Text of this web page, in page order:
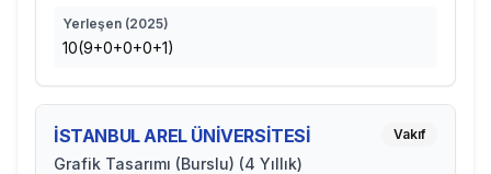
Yerleşen (2025)
10(9+0+0+0+1)
İSTANBUL AREL ÜNİVERSİTESİ
Grafik Tasarımı (Burslu) (4 Yıllık)
Vakıf